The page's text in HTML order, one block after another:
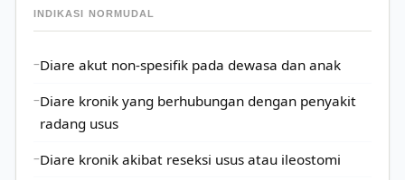
INDIKASI NORMUDAL
Diare akut non-spesifik pada dewasa dan anak
Diare kronik yang berhubungan dengan penyakit
radang usus
Diare kronik akibat reseksi usus atau ileostomi